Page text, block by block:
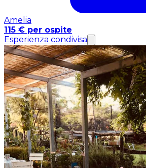
Amelia
115 € per ospite
Esperienza condivisa